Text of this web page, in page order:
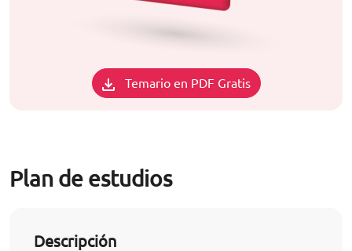
Temario en PDF Gratis
Plan de estudios
Descripción